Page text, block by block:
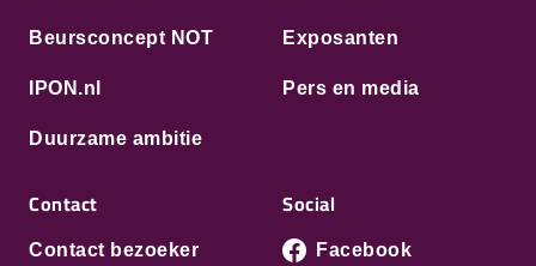
Beursconcept NOT
IPON.nl
Duurzame ambitie
Exposanten
Pers en media
Contact
Contact bezoeker
Social
Facebook